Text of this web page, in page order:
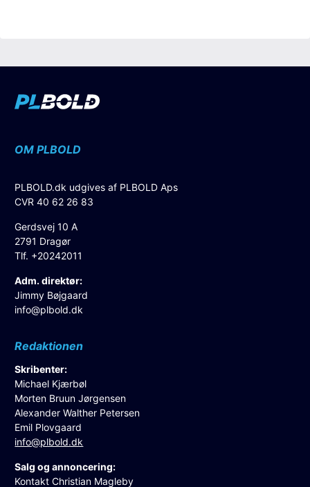
OM PLBOLD
PLBOLD.dk udgives af PLBOLD Aps
CVR 40 62 26 83
Gerdsvej 10 A
2791 Dragør
Tlf. +20242011
Adm. direktør:
Jimmy Bøjgaard
info@plbold.dk
Redaktionen
Skribenter:
Michael Kjærbøl
Morten Bruun Jørgensen
Alexander Walther Petersen
Emil Plovgaard
info@plbold.dk
Salg og annoncering:
Kontakt Christian Magleby